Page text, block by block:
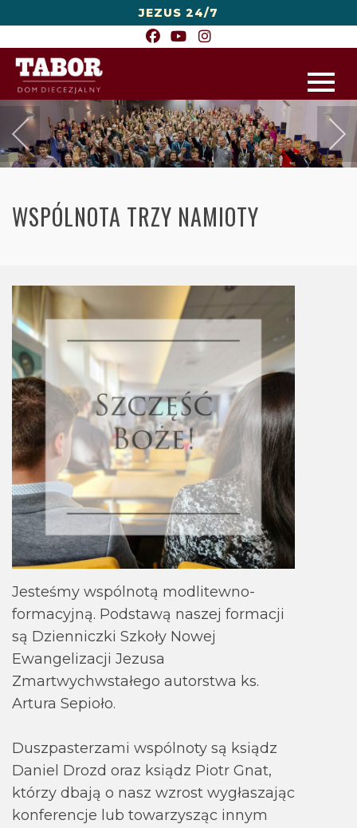
JEZUS 24/7
WSPÓLNOTA TRZY NAMIOTY
Jesteśmy wspólnotą modlitewno-
formacyjną. Podstawą naszej formacji
są Dzienniczki Szkoły Nowej
Ewangelizacji Jezusa
Zmartwychwstałego autorstwa ks.
Artura Sepioło.
Duszpasterzami wspólnoty są ksiądz
Daniel Drozd oraz ksiądz Piotr Gnat,
którzy dbają o nasz wzrost wygłaszając
konferencje lub towarzysząc innym